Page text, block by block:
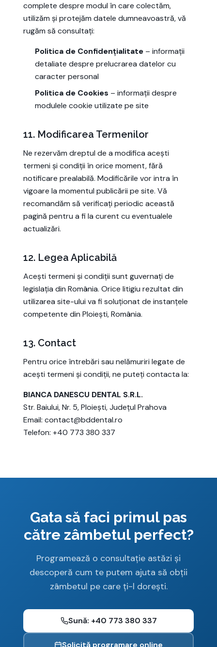
complete despre modul în care colectăm,
utilizăm și protejăm datele dumneavoastră, vă
rugăm să consultați:
Politica de Confidențialitate – informații
detaliate despre prelucrarea datelor cu
caracter personal
Politica de Cookies – informații despre
modulele cookie utilizate pe site
11. Modificarea Termenilor
Ne rezervăm dreptul de a modifica acești
termeni și condiții în orice moment, fără
notificare prealabilă. Modificările vor intra în
vigoare la momentul publicării pe site. Vă
recomandăm să verificați periodic această
pagină pentru a fi la curent cu eventualele
actualizări.
12. Legea Aplicabilă
Acești termeni și condiții sunt guvernați de
legislația din România. Orice litigiu rezultat din
utilizarea site-ului va fi soluționat de instanțele
competente din Ploiești, România.
13. Contact
Pentru orice întrebări sau nelămuriri legate de
acești termeni și condiții, ne puteți contacta la:
BIANCA DANESCU DENTAL S.R.L.
Str. Baiului, Nr. 5, Ploiești, Județul Prahova
Email: contact@bddental.ro
Telefon: +40 773 380 337
Gata să faci primul pas
către zâmbetul perfect?
Programează o consultație astăzi și
descoperă cum te putem ajuta să obții
zâmbetul pe care ți-l dorești.
Sună: +40 773 380 337
Solicită programare online